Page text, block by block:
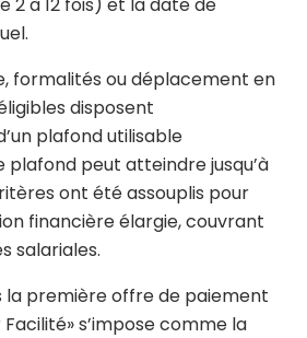
formalités ou déplacement en
disposent
plafond utilisable
peut atteindre jusqu’à
ont été assouplis pour
financière élargie, couvrant
salariales.
la première offre de paiement
s’impose comme la